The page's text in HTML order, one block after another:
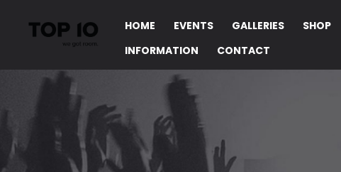
HOME EVENTS GALLERIES SHOP
INFORMATION
CONTACT